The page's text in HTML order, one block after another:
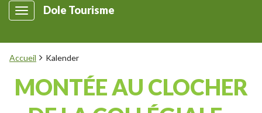
Dole Tourisme
Accueil Kalender
MONTÉE AU CLOCHER